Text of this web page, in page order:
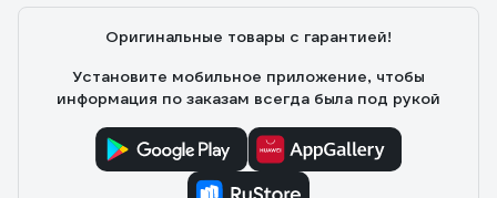
Оригинальные товары с гарантией!
Установите мобильное приложение, чтобы
информация по заказам всегда была под рукой